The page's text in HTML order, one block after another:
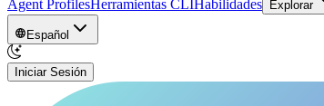
Agent ProfilesHerramientas CLIHabilidades Explorar
Español
Iniciar Sesión